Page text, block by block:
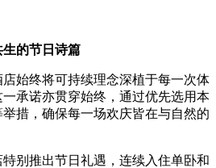
的节日诗篇
始终将可持续理念深植于每一次体
承诺亦贯穿始终，通过优先选用本
措，确保每一场欢庆皆在与自然的
别推出节日礼遇，连续入住单卧和